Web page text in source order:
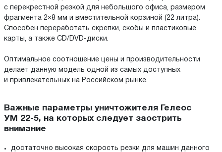
с перекрестной резкой для небольшого офиса, размером
фрагмента 2×8 мм и вместительной корзиной (22 литра).
Способен переработать скрепки, скобы и пластиковые
карты, а также CD/DVD-диски.
Оптимальное соотношение цены и производительности
делает данную модель одной из самых доступных
и привлекательных на Российском рынке.
Важные параметры уничтожителя Гелеос
УМ 22-5, на которых следует заострить
внимание
достаточно высокая скорость резки для машин данного